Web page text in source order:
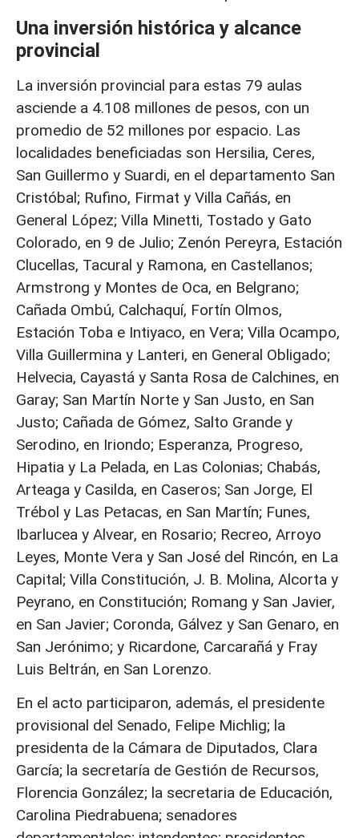
Una inversión histórica y alcance
provincial
La inversión provincial para estas 79 aulas
asciende a 4.108 millones de pesos, con un
promedio de 52 millones por espacio. Las
localidades beneficiadas son Hersilia, Ceres,
San Guillermo y Suardi, en el departamento San
Cristóbal; Rufino, Firmat y Villa Cañás, en
General López; Villa Minetti, Tostado y Gato
Colorado, en 9 de Julio; Zenón Pereyra, Estación
Clucellas, Tacural y Ramona, en Castellanos;
Armstrong y Montes de Oca, en Belgrano;
Cañada Ombú, Calchaquí, Fortín Olmos,
Estación Toba e Intiyaco, en Vera; Villa Ocampo,
Villa Guillermina y Lanteri, en General Obligado;
Helvecia, Cayastá y Santa Rosa de Calchines, en
Garay; San Martín Norte y San Justo, en San
Justo; Cañada de Gómez, Salto Grande y
Serodino, en Iriondo; Esperanza, Progreso,
Hipatia y La Pelada, en Las Colonias; Chabás,
Arteaga y Casilda, en Caseros; San Jorge, El
Trébol y Las Petacas, en San Martín; Funes,
Ibarlucea y Alvear, en Rosario; Recreo, Arroyo
Leyes, Monte Vera y San José del Rincón, en La
Capital; Villa Constitución, J. B. Molina, Alcorta y
Peyrano, en Constitución; Romang y San Javier,
en San Javier; Coronda, Gálvez y San Genaro, en
San Jerónimo; y Ricardone, Carcarañá y Fray
Luis Beltrán, en San Lorenzo.
En el acto participaron, además, el presidente
provisional del Senado, Felipe Michlig; la
presidenta de la Cámara de Diputados, Clara
García; la secretaría de Gestión de Recursos,
Florencia González; la secretaria de Educación,
Carolina Piedrabuena; senadores